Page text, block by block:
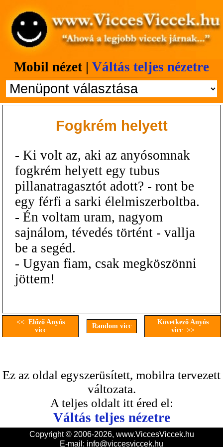
Mobil nézet | Váltás teljes nézetre
Fogkrém helyett
- Ki volt az, aki az anyósomnak
fogkrém helyett egy tubus
pillanatragasztót adott? - ront be
egy férfi a sarki élelmiszerboltba.
- Én voltam uram, nagyom
sajnálom, tévedés történt - vallja
be a segéd.
- Ugyan fiam, csak megköszönni
jöttem!
<< Előző Anyós
vicc
Random vicc
Következő Anyós
vicc >>
Ez az oldal egyszerüsített, mobilra tervezett
változata.
A teljes oldalt itt éred el:
Váltás teljes nézetre
Copyright © 2006-2026, www.ViccesViccek.hu
E-mail: info@viccesviccek.hu